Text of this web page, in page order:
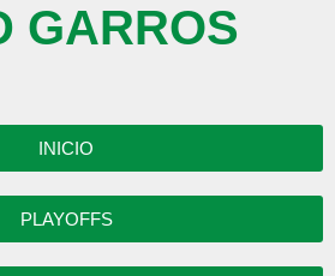
GARROS
INICIO
PLAYOFFS